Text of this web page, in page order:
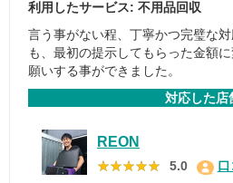
利用したサービス: 不用品回収
言う事がない程、丁寧かつ完璧な
も、最初の提示してもらった金額
願いする事ができました。
対応した店
REON
★★★★★
★★★★★ 5.0 口